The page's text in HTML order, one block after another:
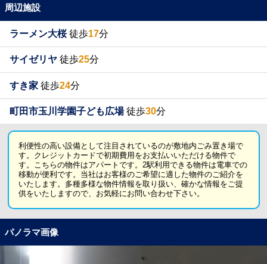
周辺施設
ラーメン大桜徒歩17分
サイゼリヤ 徒歩25分
すき家 徒歩24分
町田市玉川学園子ども広場徒歩30分
利便性の高い設備として注目されているのが敷地内ごみ置き場で
す。クレジットカードで初期費用をお支払いいただける物件で
す。こちらの物件はアパートです。2駅利用できる物件は電車での
移動が便利です。当社はお客様のご希望に適した物件のご紹介を
いたします。多種多様な物件情報を取り扱い、確かな情報をご提
供をいたしますので、お気軽にお問い合わせ下さい。
パノラマ画像